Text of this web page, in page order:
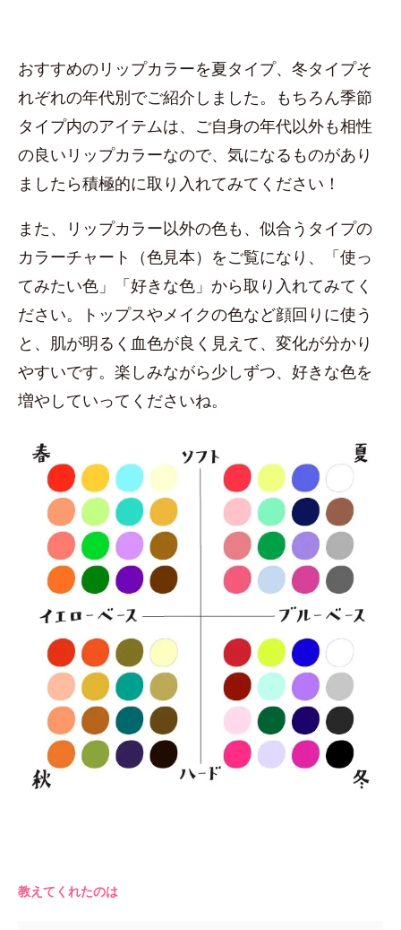
おすすめのリップカラーを夏タイプ、冬タイプそ
れぞれの年代別でご紹介しました。もちろん季節
タイプ内のアイテムは、ご自身の年代以外も相性
の良いリップカラーなので、気になるものがあり
ましたら積極的に取り入れてみてください！
また、リップカラー以外の色も、似合うタイプの
カラーチャート（色見本）をご覧になり、「使っ
てみたい色」「好きな色」から取り入れてみてく
ださい。トップスやメイクの色など顔回りに使う
と、肌が明るく血色が良く見えて、変化が分かり
やすいです。楽しみながら少しずつ、好きな色を
増やしていってくださいね。
教えてくれたのは